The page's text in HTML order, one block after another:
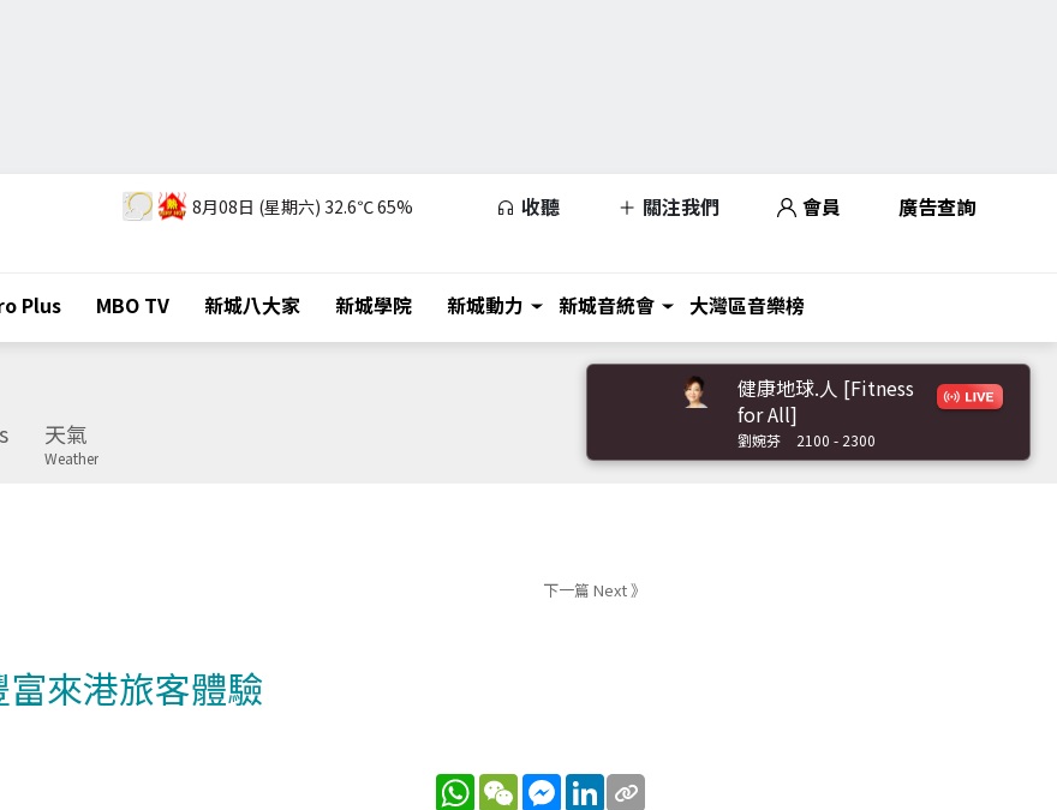
8月08日 (星期六) 32.6℃65% 收聽 關注我們 會員 廣告查詢
Plus MBO TV 新城八大家 新城學院 新城動力 新城音統會 大灣區音樂榜
天氣
Weather
健康地球.人 [Fitness
for All]
劉婉芬 2100 - 2300
下一篇 Next 》
來港旅客體驗
WhatsApp
WeChatMessenger
LinkedIn